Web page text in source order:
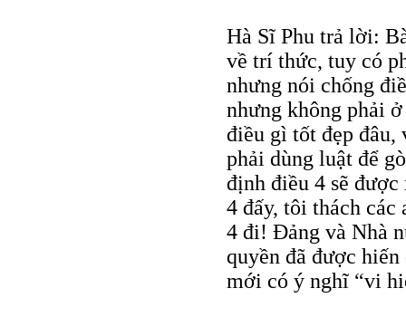
Hà Sĩ Phu trả lời:
về trí thức, tuy có
nhưng nói chống
nhưng không phải
điều gì tốt đẹp
phải dùng luật để
định điều 4 sẽ
4 đấy, tôi thách
4 đi! Đảng và Nhà
quyền đã được
mới có ý nghĩ “vi